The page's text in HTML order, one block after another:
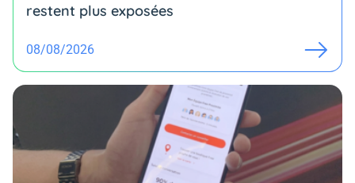
restent plus exposées
08/08/2026